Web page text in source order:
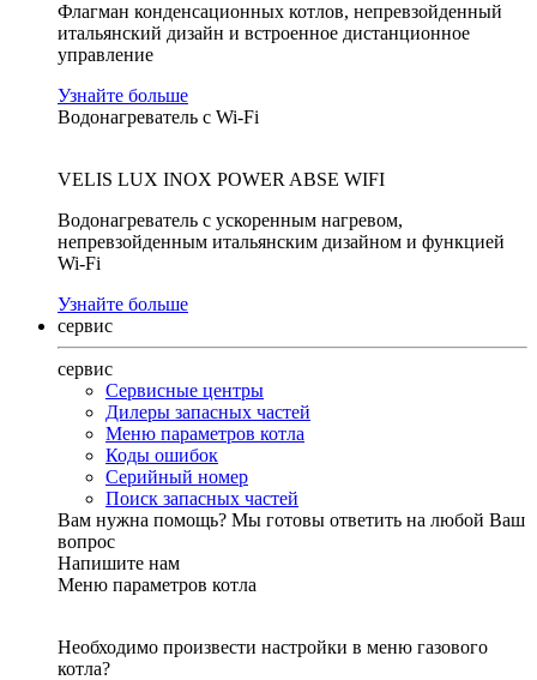
Флагман конденсационных котлов, непревзойденный
итальянский дизайн и встроенное дистанционное
управление
Узнайте больше
Водонагреватель с Wi-Fi
VELIS LUX INOX POWER ABSE WIFI
Водонагреватель с ускоренным нагревом,
непревзойденным итальянским дизайном и функцией
Wi-Fi
Узнайте больше
сервис
сервис
Сервисные центры
Дилеры запасных частей
Меню параметров котла
Коды ошибок
Серийный номер
Поиск запасных частей
Вам нужна помощь? Мы готовы ответить на любой Ваш
вопрос
Напишите нам
Меню параметров котла
Необходимо произвести настройки в меню газового
котла?